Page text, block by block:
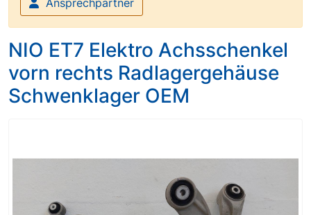
Ansprechpartner
NIO ET7 Elektro Achsschenkel
vorn rechts Radlagergehäuse
Schwenklager OEM